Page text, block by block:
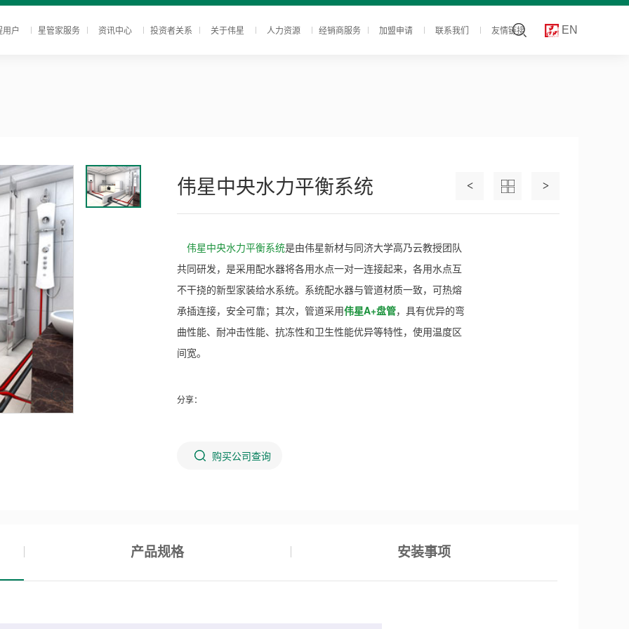
用户 星管家服务 资讯中心 投资者关系 关于伟星 人力资源 经销商服务 加盟申请 联系我们 友情链接 EN
伟星中央水力平衡系统
伟星中央水力平衡系统是由伟星新材与同济大学高乃云教授团队
共同研发，是采用配水器将各用水点一对一连接起来，各用水点互
不干挠的新型家装给水系统。系统配水器与管道材质一致，可热熔
承插连接，安全可靠；其次，管道采用伟星A+盘管，具有优异的弯
曲性能、耐冲击性能、抗冻性和卫生性能优异等特性，使用温度区
间宽。
分享：
购买公司查询
< >
产品规格 安装事项